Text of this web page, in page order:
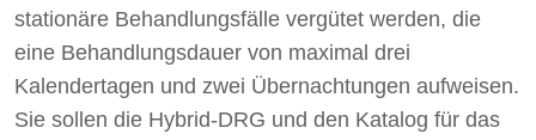
stationäre Behandlungsfälle vergütet werden, die
eine Behandlungsdauer von maximal drei
Kalendertagen und zwei Übernachtungen aufweisen.
Sie sollen die Hybrid-DRG und den Katalog für das